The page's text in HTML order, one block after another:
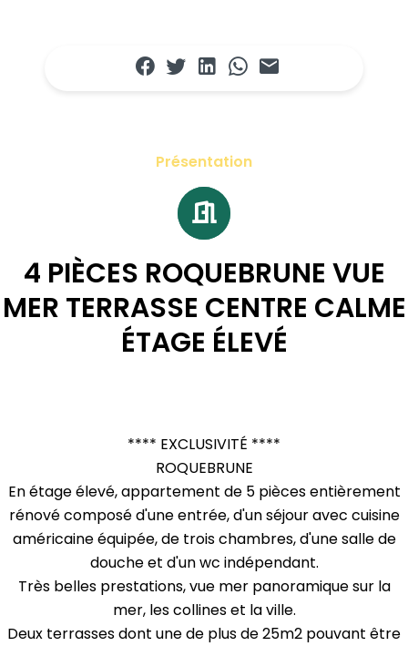
Présentation
4 PIÈCES ROQUEBRUNE VUE
MER TERRASSE CENTRE CALME
ÉTAGE ÉLEVÉ
**** EXCLUSIVITÉ ****
ROQUEBRUNE
En étage élevé, appartement de 5 pièces entièrement
rénové composé d'une entrée, d'un séjour avec cuisine
américaine équipée, de trois chambres, d'une salle de
douche et d'un wc indépendant.
Très belles prestations, vue mer panoramique sur la
mer, les collines et la ville.
Deux terrasses dont une de plus de 25m2 pouvant être